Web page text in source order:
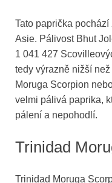
Tato paprička
Asie. Pálivost Bhut
1 041 427
tedy výrazně nižší
Moruga Scorpion
velmi pálivá paprika,
pálení a nepohodlí.
Trinidad
Trinidad Moruga